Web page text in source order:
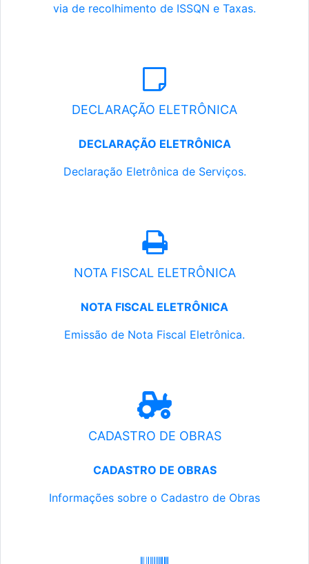
via de recolhimento de ISSQN e Taxas.
DECLARAÇÃO ELETRÔNICA
DECLARAÇÃO ELETRÔNICA
Declaração Eletrônica de Serviços.
NOTA FISCAL ELETRÔNICA
NOTA FISCAL ELETRÔNICA
Emissão de Nota Fiscal Eletrônica.
CADASTRO DE OBRAS
CADASTRO DE OBRAS
Informações sobre o Cadastro de Obras